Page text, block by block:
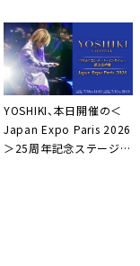
の寄付
YOSHIKI、本日開催の＜
Japan Expo Paris 2026
＞25周年記念ステージの